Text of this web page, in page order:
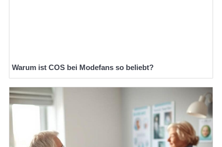
Warum ist COS bei Modefans so beliebt?